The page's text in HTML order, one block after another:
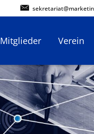
Mitglieder Verein